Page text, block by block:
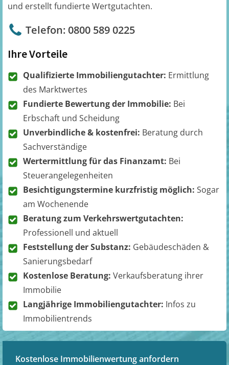
und erstellt fundierte Wertgutachten.
Telefon: 0800 589 0225
Ihre Vorteile
Qualifizierte Immobiliengutachter: Ermittlung
des Marktwertes
Fundierte Bewertung der Immobilie: Bei
Erbschaft und Scheidung
Unverbindliche & kostenfrei: Beratung durch
Sachverständige
Wertermittlung für das Finanzamt: Bei
Steuerangelegenheiten
Besichtigungstermine kurzfristig möglich: Sogar
am Wochenende
Beratung zum Verkehrswertgutachten:
Professionell und aktuell
Feststellung der Substanz: Gebäudeschäden &
Sanierungsbedarf
Kostenlose Beratung: Verkaufsberatung ihrer
Immobilie
Langjährige Immobiliengutachter: Infos zu
Immobilientrends
Kostenlose Immobilienwertung anfordern